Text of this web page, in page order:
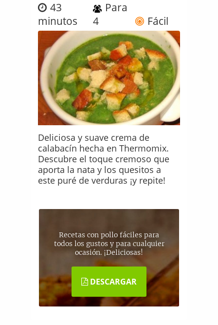
43
minutos
Para
4
Fácil
Deliciosa y suave crema de
calabacín hecha en Thermomix.
Descubre el toque cremoso que
aporta la nata y los quesitos a
este puré de verduras ¡y repite!
Recetas con pollo fáciles para
todos los gustos y para cualquier
ocasión. ¡Deliciosas!
DESCARGAR